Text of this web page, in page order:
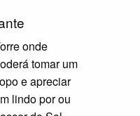
onde
tomar um
e apreciar
lindo por ou